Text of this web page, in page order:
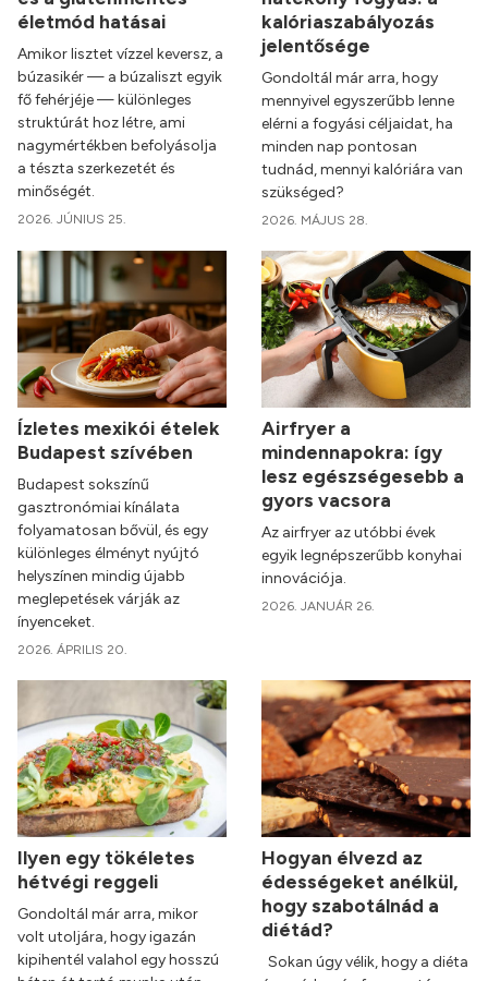
életmód hatásai
Amikor lisztet vízzel keversz, a
búzasikér — a búzaliszt egyik
fő fehérjéje — különleges
struktúrát hoz létre, ami
nagymértékben befolyásolja
a tészta szerkezetét és
minőségét.
2026. JÚNIUS 25.
kalóriaszabályozás
jelentősége
Gondoltál már arra, hogy
mennyivel egyszerűbb lenne
elérni a fogyási céljaidat, ha
minden nap pontosan
tudnád, mennyi kalóriára van
szükséged?
2026. MÁJUS 28.
Ízletes mexikói ételek
Budapest szívében
Budapest sokszínű
gasztronómiai kínálata
folyamatosan bővül, és egy
különleges élményt nyújtó
helyszínen mindig újabb
meglepetések várják az
ínyenceket.
2026. ÁPRILIS 20.
Airfryer a
mindennapokra: így
lesz egészségesebb a
gyors vacsora
Az airfryer az utóbbi évek
egyik legnépszerűbb konyhai
innovációja.
2026. JANUÁR 26.
Ilyen egy tökéletes
hétvégi reggeli
Gondoltál már arra, mikor
volt utoljára, hogy igazán
kipihentél valahol egy hosszú
Hogyan élvezd az
édességeket anélkül,
hogy szabotálnád a
diétád?
Sokan úgy vélik, hogy a diéta